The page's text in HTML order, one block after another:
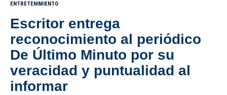
ENTRETENIMIENTO
Escritor entrega
reconocimiento al periódico
De Último Minuto por su
veracidad y puntualidad al
informar